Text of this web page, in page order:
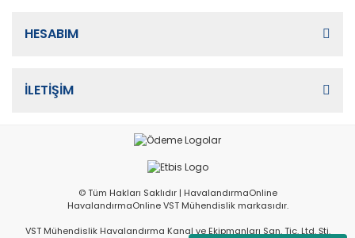
HESABIM
İLETİŞİM
© Tüm Hakları Saklıdır | HavalandırmaOnline
HavalandırmaOnline VST Mühendislik markasıdır.
VST Mühendislik Havalandırma Kanal ve Ekipmanları San. Tic. Ltd. Şti.